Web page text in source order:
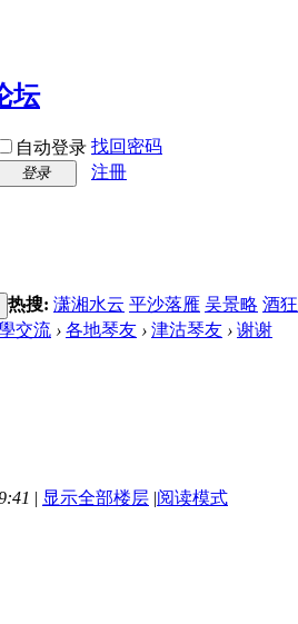
自动登录 找回密码
登录
注冊
热搜: 潇湘水云 平沙落雁 吴景略 酒狂
交流 › 各地琴友 › 津沽琴友 › 谢谢
| 显示全部楼层 |阅读模式